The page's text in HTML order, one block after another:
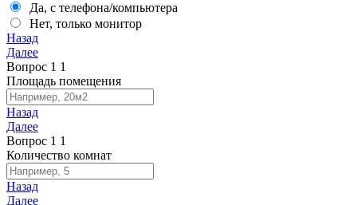
Да, с телефона/компьютера
Нет, только монитор
Назад
Далее
Вопрос 1 1
Площадь помещения
Назад
Далее
Вопрос 1 1
Количество комнат
Назад
Далее